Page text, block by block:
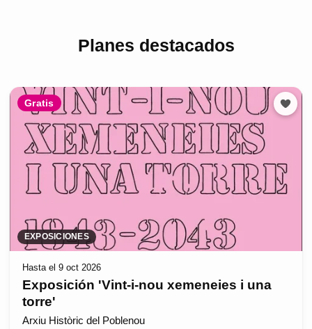
Planes destacados
Gratis
EXPOSICIONES
Hasta el 9 oct 2026
Exposición 'Vint-i-nou xemeneies i una
torre'
Arxiu Històric del Poblenou